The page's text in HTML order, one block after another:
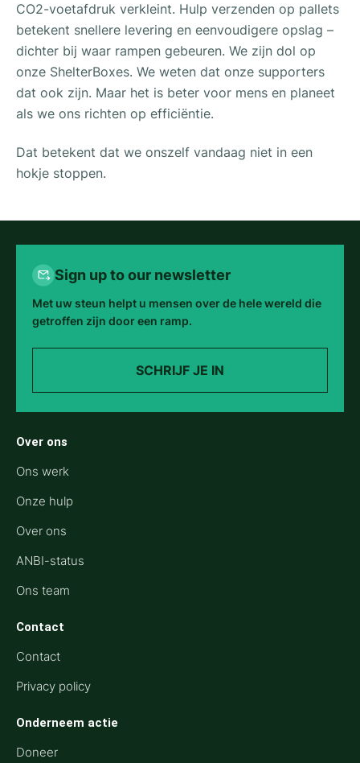
CO2-voetafdruk verkleint. Hulp verzenden op pallets
betekent snellere levering en eenvoudigere opslag –
dichter bij waar rampen gebeuren. We zijn dol op
onze ShelterBoxes. We weten dat onze supporters
dat ook zijn. Maar het is beter voor mens en planeet
als we ons richten op efficiëntie.
Dat betekent dat we onszelf vandaag niet in een
hokje stoppen.
Sign up to our newsletter
Met uw steun helpt u mensen over de hele wereld die
getroffen zijn door een ramp.
SCHRIJF JE IN
Over ons
Ons werk
Onze hulp
Over ons
ANBI-status
Ons team
Contact
Contact
Privacy policy
Onderneem actie
Doneer